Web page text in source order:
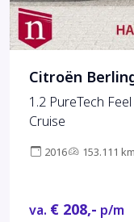
Citroën
1.2 PureTech
Cruise
2016 153.111 km
va. € 208,- p/m